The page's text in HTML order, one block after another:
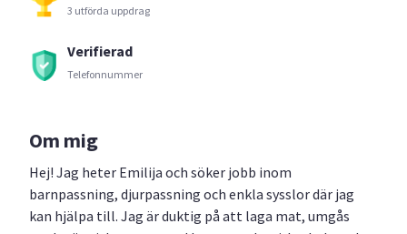
3 utförda uppdrag
Verifierad
Telefonnummer
Om mig
Hej! Jag heter Emilija och söker jobb inom
barnpassning, djurpassning och enkla sysslor där jag
kan hjälpa till. Jag är duktig på att laga mat, umgås